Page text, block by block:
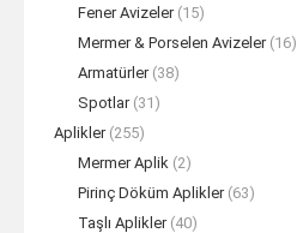
Fener Avizeler (15)
Mermer & Porselen Avizeler (16)
Armatürler (38)
Spotlar (31)
Aplikler (255)
Mermer Aplik (2)
Pirinç Döküm Aplikler (63)
Taşlı Aplikler (40)